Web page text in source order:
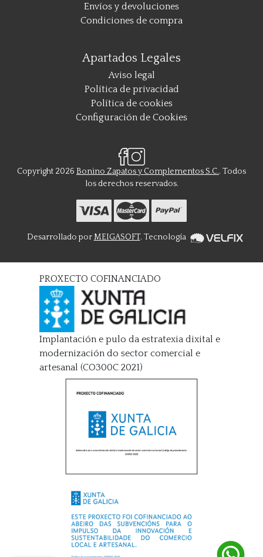
Envíos y devoluciones
Condiciones de compra
Apartados Legales
Aviso legal
Política de privacidad
Política de cookies
Configuración de Cookies
Copyright 2026 Bonino Zapatos y Complementos S.C.. Todos
los derechos reservados.
Desarrollado porMEIGASOFT. Tecnología
PROXECTO COFINANCIADO
Implantación e pulo da estratexia dixital e
modernización do sector comercial e
artesanal (CO300C 2021)